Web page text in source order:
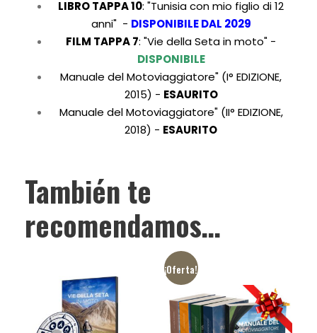
LIBRO TAPPA 10: "Tunisia con mio figlio di 12
anni" - DISPONIBILE DAL 2029
FILM TAPPA 7: "Vie della Seta in moto" -
DISPONIBILE
Manuale del Motoviaggiatore" (I° EDIZIONE,
2015) - ESAURITO
Manuale del Motoviaggiatore" (II° EDIZIONE,
2018) - ESAURITO
También te
recomendamos…
¡Oferta!